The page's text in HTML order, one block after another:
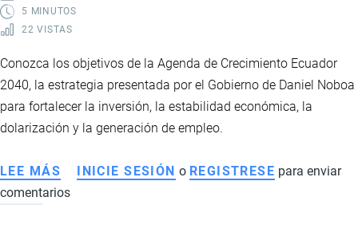
COMERCIALES
5 MINUTOS
22 VISTAS
Conozca los objetivos de la Agenda de Crecimiento Ecuador
2040, la estrategia presentada por el Gobierno de Daniel Noboa
para fortalecer la inversión, la estabilidad económica, la
dolarización y la generación de empleo.
LEE MÁS SOBRE
AGENDA
INICIE SESIÓN o REGISTRESE para enviar
comentarios